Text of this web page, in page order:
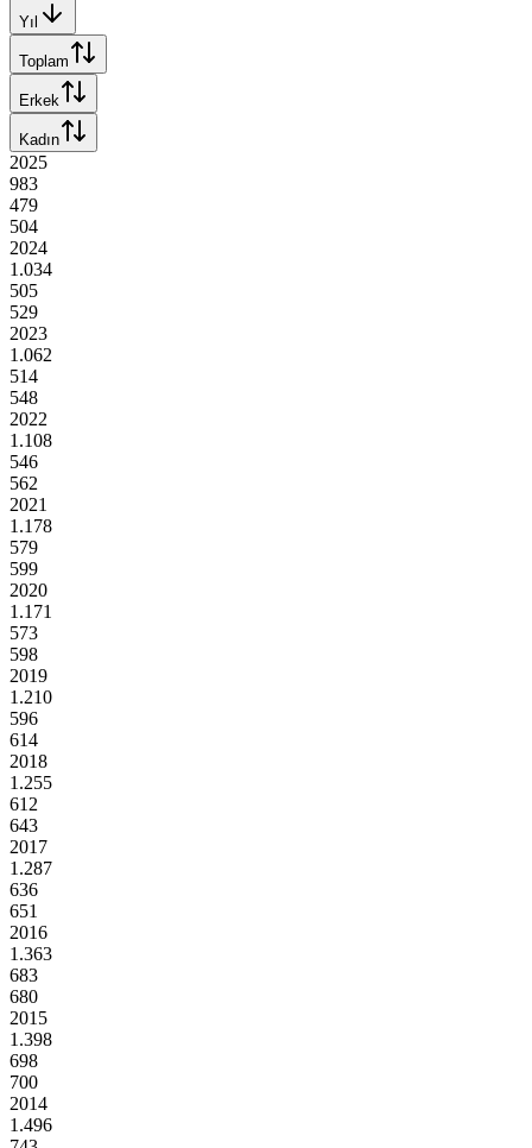
Yıl
Toplam
Erkek
Kadın
2025
983
479
504
2024
1.034
505
529
2023
1.062
514
548
2022
1.108
546
562
2021
1.178
579
599
2020
1.171
573
598
2019
1.210
596
614
2018
1.255
612
643
2017
1.287
636
651
2016
1.363
683
680
2015
1.398
698
700
2014
1.496